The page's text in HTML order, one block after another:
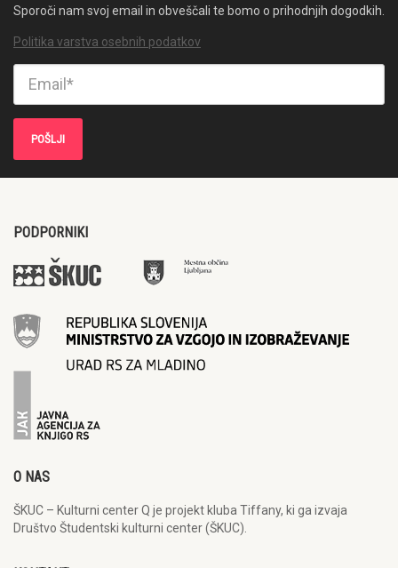
Sporoči nam svoj email in obveščali te bomo o prihodnjih dogodkih.
Politika varstva osebnih podatkov
PODPORNIKI
O NAS
ŠKUC – Kulturni center Q je projekt kluba Tiffany, ki ga izvaja
Društvo Študentski kulturni center (ŠKUC).